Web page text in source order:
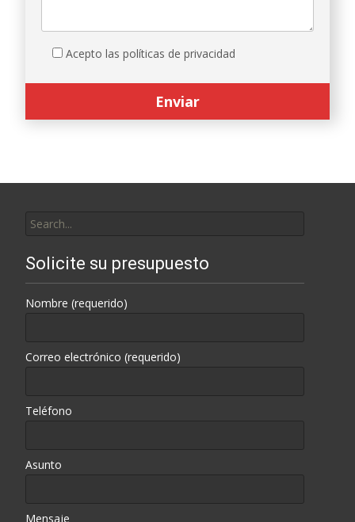
Acepto las políticas de privacidad
for:
Solicite su presupuesto
Nombre (requerido)
Correo electrónico (requerido)
Teléfono
Asunto
Mensaje